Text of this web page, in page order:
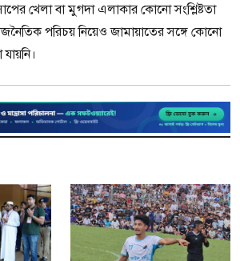
খেলা বা মুগদা এলাকার কোনো সংশ্লিষ্টতা
পরিচয় নিয়েও জামায়াতের সঙ্গে কোনো